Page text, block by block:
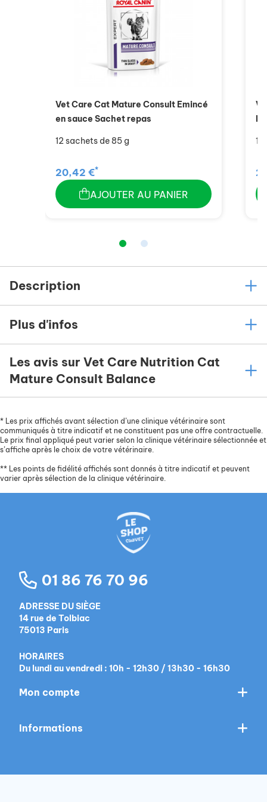
Vet Care Cat Mature Consult Emincé
en sauce Sachet repas
12 sachets de 85 g
20,42 €*
AJOUTER AU PANIER
Description
Plus d'infos
Les avis sur Vet Care Nutrition Cat
Mature Consult Balance
* Les prix affichés avant sélection d’une clinique vétérinaire sont
communiqués à titre indicatif et ne constituent pas une offre contractuelle.
Le prix final appliqué peut varier selon la clinique vétérinaire sélectionnée et
s’affiche après le choix de votre vétérinaire.
** Les points de fidélité affichés sont donnés à titre indicatif et peuvent
varier après sélection de la clinique vétérinaire.
01 86 76 70 96
ADRESSE DU SIÈGE
14 rue de Tolbiac
75013 Paris
HORAIRES
Du lundi au vendredi : 10h - 12h30 / 13h30 - 16h30
Mon compte
Informations